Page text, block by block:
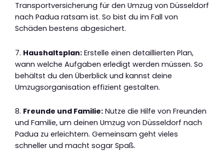
Transportversicherung für den Umzug von Düsseldorf
nach Padua ratsam ist. So bist du im Fall von
Schäden bestens abgesichert.
7. Haushaltsplan: Erstelle einen detaillierten Plan,
wann welche Aufgaben erledigt werden müssen. So
behältst du den Überblick und kannst deine
Umzugsorganisation effizient gestalten.
8. Freunde und Familie: Nutze die Hilfe von Freunden
und Familie, um deinen Umzug von Düsseldorf nach
Padua zu erleichtern. Gemeinsam geht vieles
schneller und macht sogar Spaß.